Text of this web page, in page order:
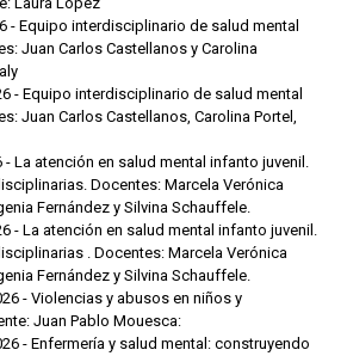
- Equipo interdisciplinario de salud mental
Juan Carlos Castellanos y Carolina
- Equipo interdisciplinario de salud mental
Juan Carlos Castellanos, Carolina Portel,
- La atención en salud mental infanto juvenil.
Docentes: Marcela Verónica
Fernández y Silvina Schauffele.
- La atención en salud mental infanto juvenil.
. Docentes: Marcela Verónica
Fernández y Silvina Schauffele.
- Violencias y abusos en niños y
Juan Pablo Mouesca:
- Enfermería y salud mental: construyendo